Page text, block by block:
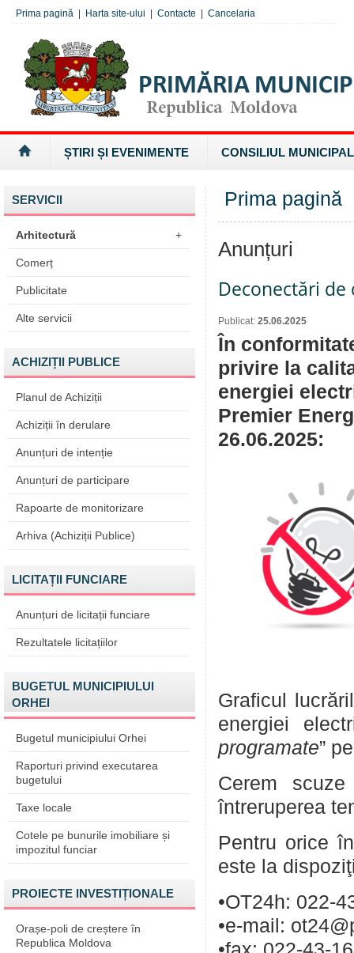
Prima pagină Harta site-ului Contacte Cancelaria
ȘTIRI ȘI EVENIMENTE CONSILIUL MUNICIPAL
SERVICII
Arhitectură +
Comerț
Publicitate
Alte servicii
ACHIZIȚII PUBLICE
Planul de Achiziții
Achiziții în derulare
Anunțuri de intenție
Anunțuri de participare
Rapoarte de monitorizare
Arhiva (Achiziții Publice)
LICITAȚII FUNCIARE
Anunțuri de licitații funciare
Rezultatele licitațiilor
BUGETUL MUNICIPIULUI
ORHEI
Bugetul municipiului Orhei
Raporturi privind executarea
bugetului
Taxe locale
Cotele pe bunurile imobiliare și
impozitul funciar
PROIECTE INVESTIȚIONALE
Orașe-poli de creștere în
Republica Moldova
Prima pagină
Anunțuri
Deconectări
Publicat: 25.06.2025
În
privire la
energiei
Premier
26.06.2025:
Graficul
energiei
programate”
Cerem
întreruperea
Pentru orice
este la
•OT24h: 022-
•e-mail: